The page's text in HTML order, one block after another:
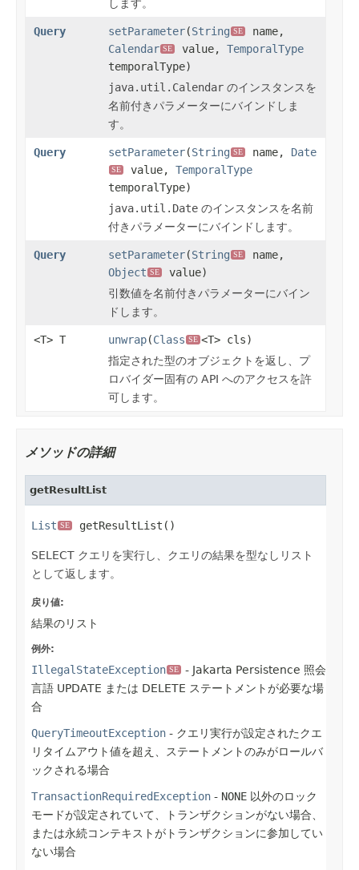
します。
Query setParameter(String SE
name,
Calendar SE value, TemporalType
temporalType)
java.util.Calendar のインスタンスを
名前付きパラメーターにバインドしま
す。
Query setParameter(String SE name, Date
SE value, TemporalType
temporalType)
java.util.Date のインスタンスを名前
付きパラメーターにバインドします。
Query setParameter(String SE
name,
Object SE
value)
引数値を名前付きパラメーターにバイン
ドします。
<T> T unwrap(Class SE <T> cls)
指定された型のオブジェクトを返し、プ
ロバイダー固有の API へのアクセスを許
可します。
メソッドの詳細
getResultList
List SE getResultList()
SELECT クエリを実行し、クエリの結果を型なしリスト
として返します。
戻り値:
結果のリスト
例外:
IllegalStateException SE
- Jakarta Persistence 照会
言語 UPDATE または DELETE ステートメントが必要な場
合
QueryTimeoutException - クエリ実行が設定されたクエ
リタイムアウト値を超え、ステートメントのみがロールバ
ックされる場合
TransactionRequiredException - NONE 以外のロック
モードが設定されていて、トランザクションがない場合、
または永続コンテキストがトランザクションに参加してい
ない場合